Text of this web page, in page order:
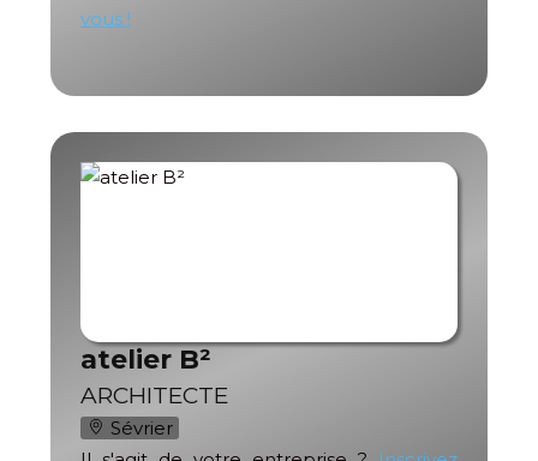
vous !
atelier B²
ARCHITECTE
Sévrier